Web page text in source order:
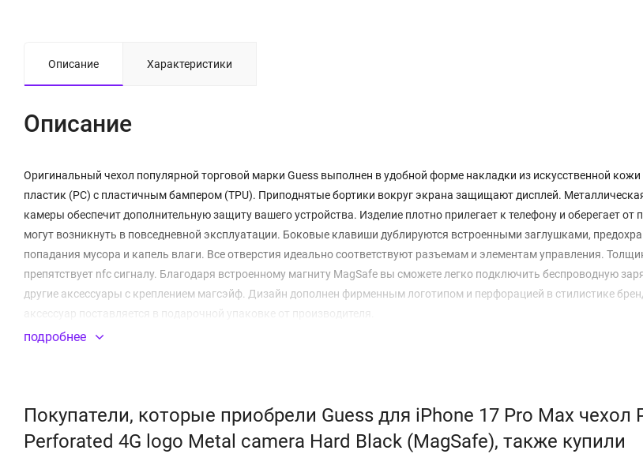
Описание Характеристики
Описание
Оригинальный чехол популярной торговой марки Guess выполнен в удобной форме накладки из искусственной кожи
пластик (PC) с пластичным бампером (TPU). Приподнятые бортики вокруг экрана защищают дисплей.
камеры обеспечит дополнительную защиту вашего устройства. Изделие плотно прилегает к телефону и оберегает от
могут возникнуть в повседневной эксплуатации. Боковые клавиши дублируются встроенными заглушками,
попадания мусора и капель влаги. Все отверстия идеально соответствуют разъемам и элементам управления.
препятствует nfc сигналу. Благодаря встроенному магниту MagSafe вы сможете легко подключить беспроводную
другие аксессуары с креплением магсэйф. Дизайн дополнен фирменным логотипом и перфорацией в стилистике
аксессуар поставляется в подарочной упаковке от производителя.
подробнее
Покупатели, которые приобрели Guess для iPhone 17 Pro Max чехол
Perforated 4G logo Metal camera Hard Black (MagSafe), также купили